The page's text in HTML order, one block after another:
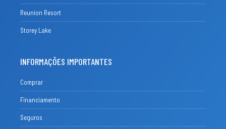
Reunion Resort
Storey Lake
INFORMAÇÕES IMPORTANTES
Comprar
Financiamento
Seguros